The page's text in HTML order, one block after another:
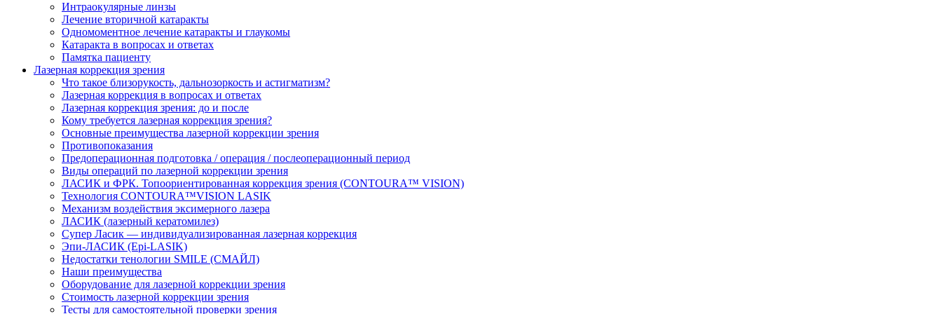
Интраокулярные линзы
Лечение вторичной катаракты
Одномоментное лечение катаракты и глаукомы
Катаракта в вопросах и ответах
Памятка пациенту
Лазерная коррекция зрения
Что такое близорукость, дальнозоркость и астигматизм?
Лазерная коррекция в вопросах и ответах
Лазерная коррекция зрения: до и после
Кому требуется лазерная коррекция зрения?
Основные преимущества лазерной коррекции зрения
Противопоказания
Предоперационная подготовка / операция / послеоперационный период
Виды операций по лазерной коррекции зрения
ЛАСИК и ФРК. Топоориентированная коррекция зрения (CONTOURA™ VISION)
Технология CONTOURA™VISION LASIK
Механизм воздействия эксимерного лазера
ЛАСИК (лазерный кератомилез)
Супер Ласик — индивидуализированная лазерная коррекция
Эпи-ЛАСИК (Epi-LASIK)
Недостатки тенологии SMILE (СМАЙЛ)
Наши преимущества
Оборудование для лазерной коррекции зрения
Стоимость лазерной коррекции зрения
Тесты для самостоятельной проверки зрения